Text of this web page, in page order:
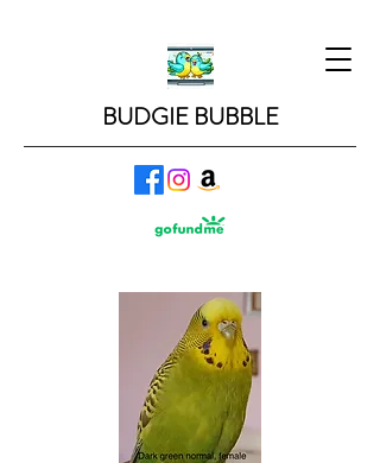
BUDGIE BUBBLE